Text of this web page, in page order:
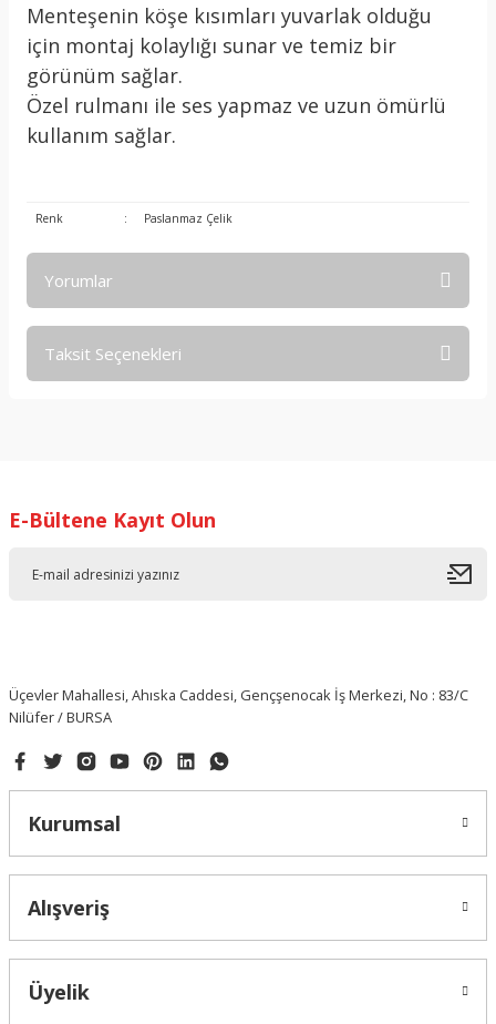
Menteşenin köşe kısımları yuvarlak olduğu
için montaj kolaylığı sunar ve temiz bir
görünüm sağlar.
Özel rulmanı ile ses yapmaz ve uzun ömürlü
kullanım sağlar.
Renk : Paslanmaz Çelik
Yorumlar
Taksit Seçenekleri
E-Bültene Kayıt Olun
Üçevler Mahallesi, Ahıska Caddesi, Gençşenocak İş Merkezi, No : 83/C
Nilüfer / BURSA
Kurumsal
Alışveriş
Üyelik